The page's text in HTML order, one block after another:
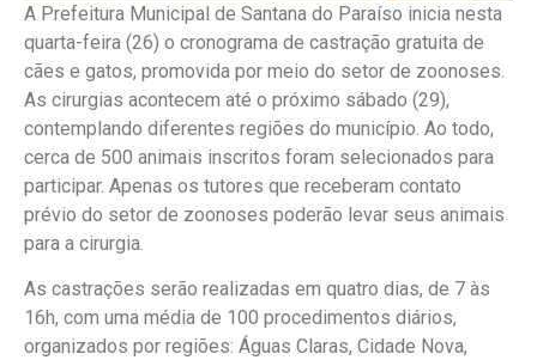
A Prefeitura Municipal de Santana do Paraíso inicia nesta
quarta-feira (26) o cronograma de castração gratuita de
cães e gatos, promovida por meio do setor de zoonoses.
As cirurgias acontecem até o próximo sábado (29),
contemplando diferentes regiões do município. Ao todo,
cerca de 500 animais inscritos foram selecionados para
participar. Apenas os tutores que receberam contato
prévio do setor de zoonoses poderão levar seus animais
para a cirurgia.
As castrações serão realizadas em quatro dias, de 7 às
16h, com uma média de 100 procedimentos diários,
organizados por regiões: Águas Claras, Cidade Nova,